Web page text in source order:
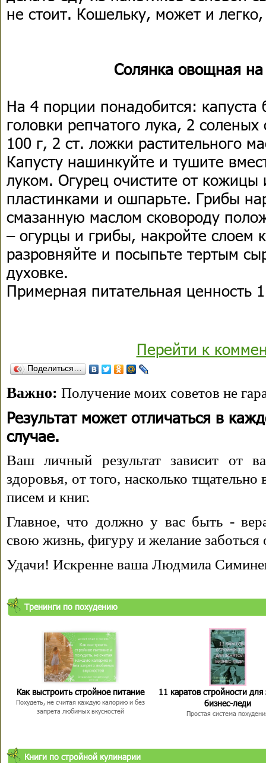
не стоит. Кошельку, может и
Солянка овощная на
На 4 порции понадобится: капуста
головки репчатого лука, 2
100 г, 2 ст. ложки растительного
Капусту нашинкуйте и тушите
луком. Огурец очистите от
пластинками и ошпарьте. Грибы
смазанную маслом сковороду
– огурцы и грибы, накройте слоем
разровняйте и посыпьте тертым
духовке.
Примерная питательная ценность
Перейти к
Поделиться…
Важно: Получение моих советов не
Результат может отличаться в
случае.
Ваш личный результат зависит от
здоровья, от того, насколько
писем и книг.
Главное, что должно у вас быть -
свою жизнь, фигуру и желание заботься
Удачи! Искренне ваша Людмила
Тренинги по похудению
Как выстроить стройное питание
Похудеть, не считая каждую калорию и без
запрета любимых вкусностей
11 каратов стройности для
бизнес-леди
Простая система
Книги по стройной кулинарии